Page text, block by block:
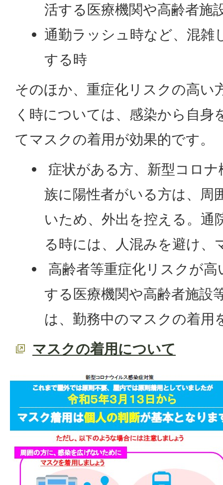
活する医療機関や高齢者施
通勤ラッシュ時など、混雑
する時
そのほか、重症化リスクの高い
く時については、感染から自身
てマスクの着用が効果的です。
症状がある方、新型コロ
族に陽性者がいる方は、周
いため、外出を控える。通
る時には、人混みを避け、
高齢者等重症化リスクが
する医療機関や高齢者施設
は、勤務中のマスクの着用
マスクの着用について